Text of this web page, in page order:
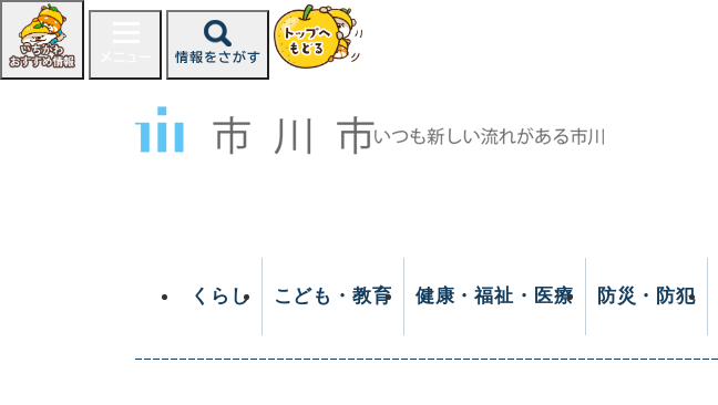
ジ
くらし こども・教育 健康・福祉・医療 防災・防犯